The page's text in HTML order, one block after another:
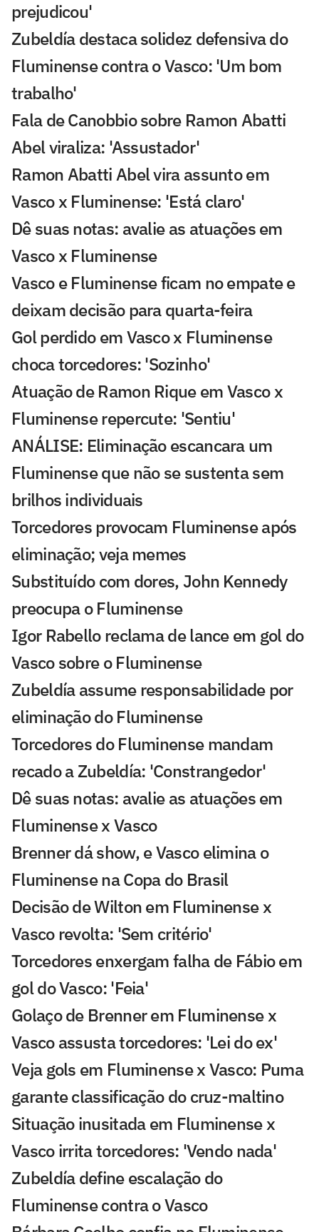
prejudicou'
Zubeldía destaca solidez defensiva do
Fluminense contra o Vasco: 'Um bom
trabalho'
Fala de Canobbio sobre Ramon Abatti
Abel viraliza: 'Assustador'
Ramon Abatti Abel vira assunto em
Vasco x Fluminense: 'Está claro'
Dê suas notas: avalie as atuações em
Vasco x Fluminense
Vasco e Fluminense ficam no empate e
deixam decisão para quarta-feira
Gol perdido em Vasco x Fluminense
choca torcedores: 'Sozinho'
Atuação de Ramon Rique em Vasco x
Fluminense repercute: 'Sentiu'
ANÁLISE: Eliminação escancara um
Fluminense que não se sustenta sem
brilhos individuais
Torcedores provocam Fluminense após
eliminação; veja memes
Substituído com dores, John Kennedy
preocupa o Fluminense
Igor Rabello reclama de lance em gol do
Vasco sobre o Fluminense
Zubeldía assume responsabilidade por
eliminação do Fluminense
Torcedores do Fluminense mandam
recado a Zubeldía: 'Constrangedor'
Dê suas notas: avalie as atuações em
Fluminense x Vasco
Brenner dá show, e Vasco elimina o
Fluminense na Copa do Brasil
Decisão de Wilton em Fluminense x
Vasco revolta: 'Sem critério'
Torcedores enxergam falha de Fábio em
gol do Vasco: 'Feia'
Golaço de Brenner em Fluminense x
Vasco assusta torcedores: 'Lei do ex'
Veja gols em Fluminense x Vasco: Puma
garante classificação do cruz-maltino
Situação inusitada em Fluminense x
Vasco irrita torcedores: 'Vendo nada'
Zubeldía define escalação do
Fluminense contra o Vasco